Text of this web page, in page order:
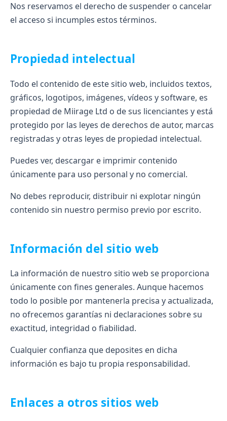
Nos reservamos el derecho de suspender o cancelar
el acceso si incumples estos términos.
Propiedad intelectual
Todo el contenido de este sitio web, incluidos textos,
gráficos, logotipos, imágenes, vídeos y software, es
propiedad de Miirage Ltd o de sus licenciantes y está
protegido por las leyes de derechos de autor, marcas
registradas y otras leyes de propiedad intelectual.
Puedes ver, descargar e imprimir contenido
únicamente para uso personal y no comercial.
No debes reproducir, distribuir ni explotar ningún
contenido sin nuestro permiso previo por escrito.
Información del sitio web
La información de nuestro sitio web se proporciona
únicamente con fines generales. Aunque hacemos
todo lo posible por mantenerla precisa y actualizada,
no ofrecemos garantías ni declaraciones sobre su
exactitud, integridad o fiabilidad.
Cualquier confianza que deposites en dicha
información es bajo tu propia responsabilidad.
Enlaces a otros sitios web